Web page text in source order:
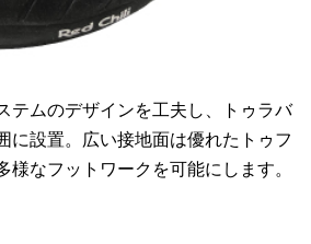
テムのデザインを工夫し、トゥラバ
に設置。広い接地面は優れたトゥフ
様なフットワークを可能にします。